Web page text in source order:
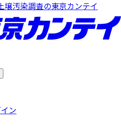
壌汚染調査の東京カンテイ
ン